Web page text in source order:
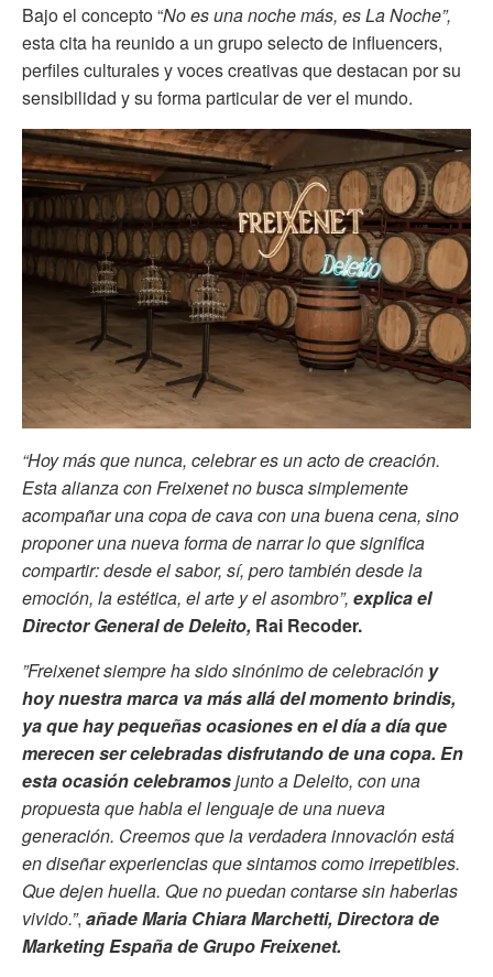
Bajo el concepto “No es una noche más, es La Noche”,
esta cita ha reunido a un grupo selecto de influencers,
perfiles culturales y voces creativas que destacan por su
sensibilidad y su forma particular de ver el mundo.
“Hoy más que nunca, celebrar es un acto de creación.
Esta alianza con Freixenet no busca simplemente
acompañar una copa de cava con una buena cena, sino
proponer una nueva forma de narrar lo que significa
compartir: desde el sabor, sí, pero también desde la
emoción, la estética, el arte y el asombro”, explica el
Director General de Deleito, Rai Recoder.
”Freixenet siempre ha sido sinónimo de celebración y
hoy nuestra marca va más allá del momento brindis,
ya que hay pequeñas ocasiones en el día a día que
merecen ser celebradas disfrutando de una copa. En
esta ocasión celebramosjunto a Deleito, con una
propuesta que habla el lenguaje de una nueva
generación. Creemos que la verdadera innovación está
en diseñar experiencias que sintamos como irrepetibles.
Que dejen huella. Que no puedan contarse sin haberlas
vivido.”, añade Maria Chiara Marchetti, Directora de
Marketing España de Grupo Freixenet.